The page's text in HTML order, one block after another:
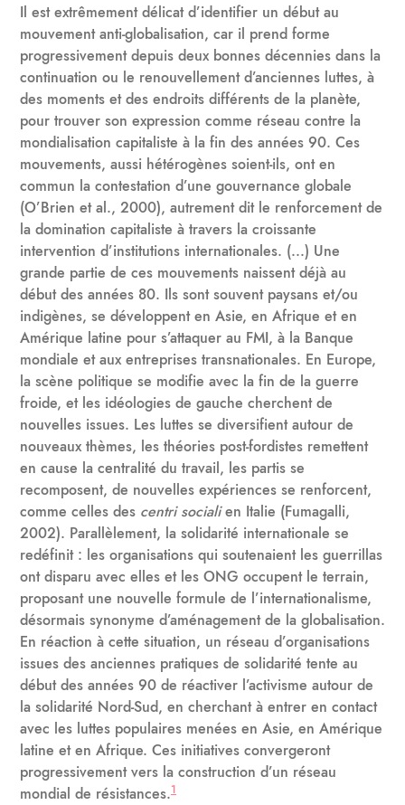
Il est extrêmement délicat d’identifier un début au
mouvement anti-globalisation, car il prend forme
progressivement depuis deux bonnes décennies dans la
continuation ou le renouvellement d’anciennes luttes, à
des moments et des endroits différents de la planète,
pour trouver son expression comme réseau contre la
mondialisation capitaliste à la fin des années 90. Ces
mouvements, aussi hétérogènes soient-ils, ont en
commun la contestation d’une gouvernance globale
(O’Brien et al., 2000), autrement dit le renforcement de
la domination capitaliste à travers la croissante
intervention d’institutions internationales. (...) Une
grande partie de ces mouvements naissent déjà au
début des années 80. Ils sont souvent paysans et/ou
indigènes, se développent en Asie, en Afrique et en
Amérique latine pour s’attaquer au FMI, à la Banque
mondiale et aux entreprises transnationales. En Europe,
la scène politique se modifie avec la fin de la guerre
froide, et les idéologies de gauche cherchent de
nouvelles issues. Les luttes se diversifient autour de
nouveaux thèmes, les théories post-fordistes remettent
en cause la centralité du travail, les partis se
recomposent, de nouvelles expériences se renforcent,
comme celles des centri socialien Italie (Fumagalli,
2002). Parallèlement, la solidarité internationale se
redéfinit : les organisations qui soutenaient les guerrillas
ont disparu avec elles et les ONG occupent le terrain,
proposant une nouvelle formule de l’internationalisme,
désormais synonyme d’aménagement de la globalisation.
En réaction à cette situation, un réseau d’organisations
issues des anciennes pratiques de solidarité tente au
début des années 90 de réactiver l’activisme autour de
la solidarité Nord-Sud, en cherchant à entrer en contact
avec les luttes populaires menées en Asie, en Amérique
latine et en Afrique. Ces initiatives convergeront
progressivement vers la construction d’un réseau
mondial de résistances.1